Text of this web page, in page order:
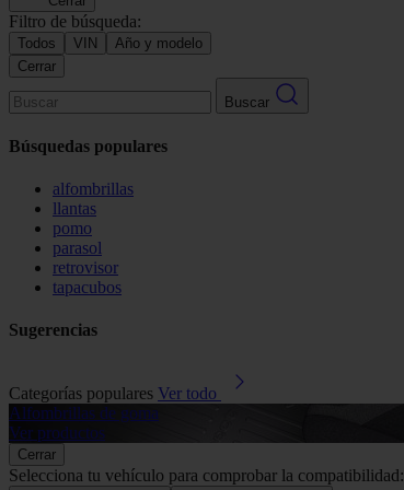
Filtro de búsqueda:
Todos VIN
Año y modelo
Cerrar
Buscar
Búsquedas populares
alfombrillas
llantas
pomo
parasol
retrovisor
tapacubos
Sugerencias
Categorías populares Ver todo
Alfombrillas de goma
Ver productos
Cerrar
Selecciona tu vehículo para comprobar la compatibilidad: